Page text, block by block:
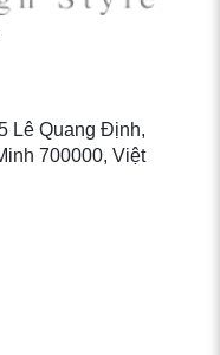
Lê Quang Định,
700000, Việt